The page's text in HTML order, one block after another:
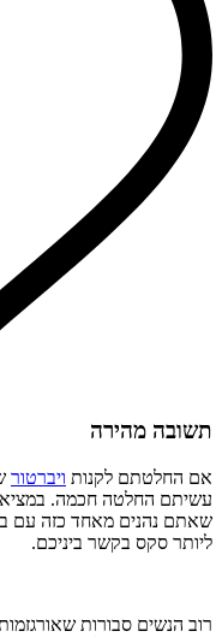
תשובה מהירה
אם החלטתם לקנות ויברטור
עשיתם החלטה חכמה.
שאתם נהנים מאחד כזה עם בן
ליותר סקס בקשר ביניכם.
רוב הנשים סבורות